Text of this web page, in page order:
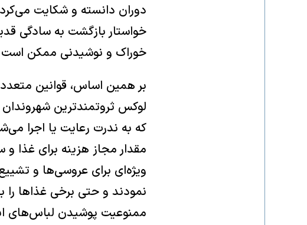
دوران دانسته و شکایت
خواستار بازگشت به سادگی
خوراک و نوشیدنی ممکن است
بر همین اساس، قوانین
لوکس ثروتمندترین
مقدار مجاز هزینه برای غذا
ویژه‌ای برای عروسی‌ها و
نمودند و حتی برخی غذاها را
ممنوعیت پوشیدن لباس‌های